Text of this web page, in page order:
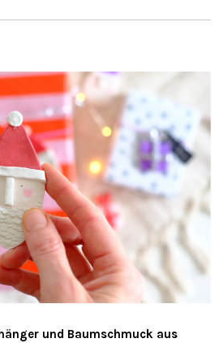
und Baumschmuck aus